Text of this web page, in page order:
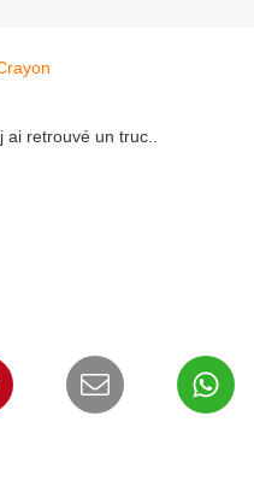
retrouvé un truc..